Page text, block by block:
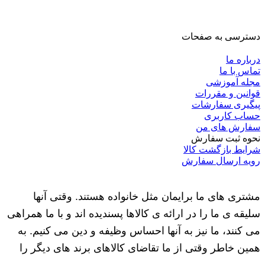
دسترسی به صفحات
درباره ما
تماس با ما
مجله آموزشی
قوانین و مقررات
پیگیری سفارشات
حساب کاربری
سفارش های من
نحوه ثبت سفارش
شرایط بازگشت کالا
رویه ارسال سفارش
مشتری های ما برایمان مثل خانواده هستند. وقتی آنها
سلیقه ی ما را در ارائه ی کالاها پسندیده اند و با ما همراهی
می کنند، ما نیز به آنها احساس وظیفه و دین می کنیم. به
همین خاطر وقتی از ما تقاضای کالاهای برند های دیگر را